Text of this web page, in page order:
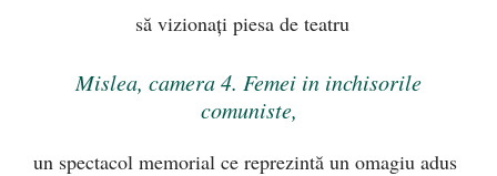
să vizionaţi piesa de teatru
Mislea, camera 4. Femei in inchisorile
comuniste,
un spectacol memorial ce reprezintă un omagiu adus